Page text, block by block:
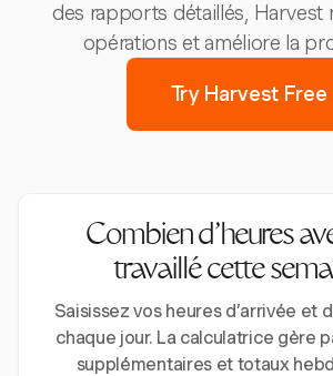
des rapports détaillés, Harvest
opérations et améliore la
Try Harvest Free
Combien d’heures
travaillé cette
Saisissez vos heures d’arrivée et
chaque jour. La calculatrice gère
supplémentaires et totaux